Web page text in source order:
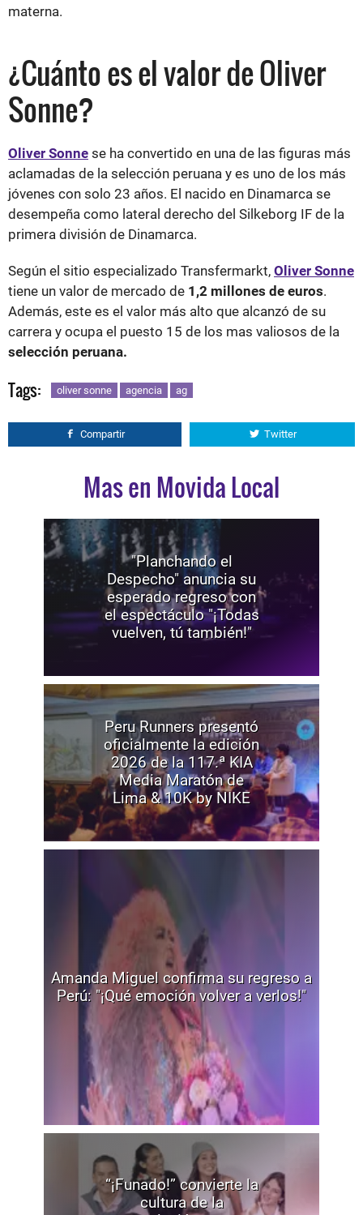
materna.
¿Cuánto es el valor de Oliver
Sonne?
Oliver Sonne se ha convertido en una de las figuras más
aclamadas de la selección peruana y es uno de los más
jóvenes con solo 23 años. El nacido en Dinamarca se
desempeña como lateral derecho del Silkeborg IF de la
primera división de Dinamarca.
Según el sitio especializado Transfermarkt, Oliver Sonne
tiene un valor de mercado de 1,2 millones de euros.
Además, este es el valor más alto que alcanzó de su
carrera y ocupa el puesto 15 de los mas valiosos de la
selección peruana.
Tags: oliver sonne agencia ag
Compartir Twitter
Mas en Movida Local
"Planchando el
Despecho" anuncia su
esperado regreso con
el espectáculo "¡Todas
vuelven, tú también!"
Peru Runners presentó
oficialmente la edición
2026 de la 117.ª KIA
Media Maratón de
Lima & 10K by NIKE
Amanda Miguel confirma su regreso a
Perú: "¡Qué emoción volver a verlos!"
“¡Funado!” convierte la
cultura de la